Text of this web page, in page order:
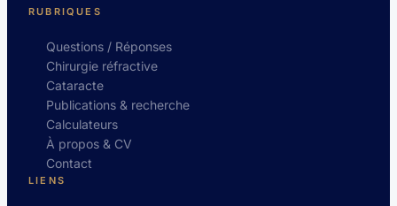
RUBRIQUES
Questions / Réponses
Chirurgie réfractive
Cataracte
Publications & recherche
Calculateurs
À propos & CV
Contact
LIENS